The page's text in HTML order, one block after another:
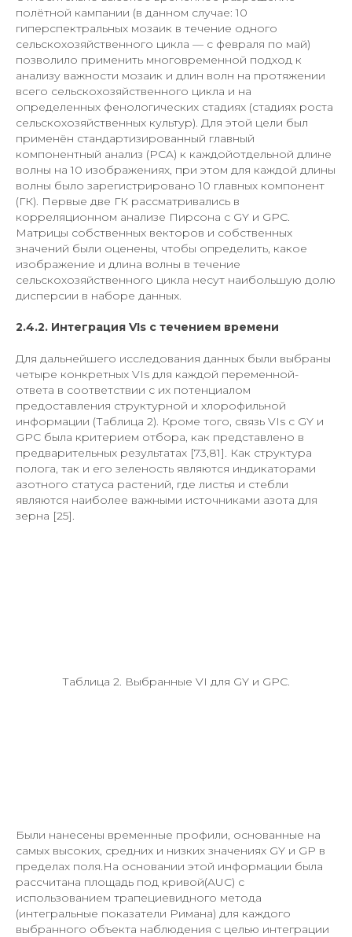
полётной кампании (в данном случае: 10
гиперспектральных мозаик в течение одного
сельскохозяйственного цикла — с февраля по май)
позволило применить многовременной подход к
анализу важности мозаик и длин волн на протяжении
всего сельскохозяйственного цикла и на
определенных фенологических стадиях (стадиях роста
сельскохозяйственных культур). Для этой цели был
применён стандартизированный главный
компонентный анализ (PCA) к каждойотдельной длине
волны на 10 изображениях, при этом для каждой длины
волны было зарегистрировано 10 главных компонент
(ГК). Первые две ГК рассматривались в
корреляционном анализе Пирсона с GY и GPC.
Матрицы собственных векторов и собственных
значений были оценены, чтобы определить, какое
изображение и длина волны в течение
сельскохозяйственного цикла несут наибольшую долю
дисперсии в наборе данных.
2.4.2. Интеграция VIs с течением времени
Для дальнейшего исследования данных были выбраны
четыре конкретных VIs для каждой переменной-
ответа в соответствии с их потенциалом
предоставления структурной и хлорофильной
информации (Таблица 2). Кроме того, связь VIs с GY и
GPC была критерием отбора, как представлено в
предварительных результатах [73,81]. Как структура
полога, так и его зеленость являются индикаторами
азотного статуса растений, где листья и стебли
являются наиболее важными источниками азота для
зерна [25].
Таблица 2. Выбранные VI для GY и GPC.
Были нанесены временные профили, основанные на
самых высоких, средних и низких значениях GY и GP в
пределах поля.На основании этой информации была
рассчитана площадь под кривой(AUC) с
использованием трапециевидного метода
(интегральные показатели Римана) для каждого
выбранного объекта наблюдения с целью интеграции